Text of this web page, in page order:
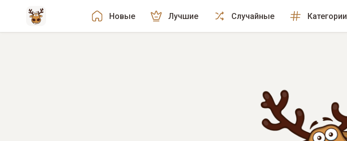
Новые Лучшие Случайные Категории